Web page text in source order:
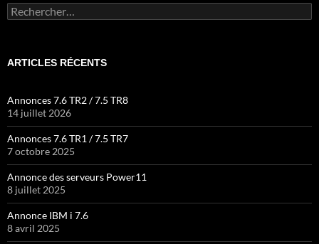
Rechercher :
ARTICLES RÉCENTS
Annonces 7.6 TR2 / 7.5 TR8
14 juillet 2026
Annonces 7.6 TR1 / 7.5 TR7
7 octobre 2025
Annonce des serveurs Power11
8 juillet 2025
Annonce IBM i 7.6
8 avril 2025